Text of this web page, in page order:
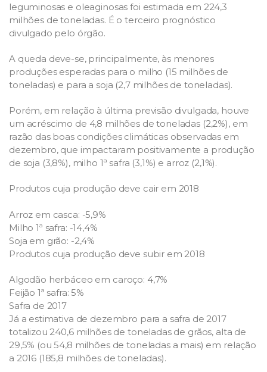
leguminosas e oleaginosas foi estimada em 224,3
milhões de toneladas. É o terceiro prognóstico
divulgado pelo órgão.
A queda deve-se, principalmente, às menores
produções esperadas para o milho (15 milhões de
toneladas) e para a soja (2,7 milhões de toneladas).
Porém, em relação à última previsão divulgada, houve
um acréscimo de 4,8 milhões de toneladas (2,2%), em
razão das boas condições climáticas observadas em
dezembro, que impactaram positivamente a produção
de soja (3,8%), milho 1ª safra (3,1%) e arroz (2,1%).
Produtos cuja produção deve cair em 2018
Arroz em casca: -5,9%
Milho 1ª safra: -14,4%
Soja em grão: -2,4%
Produtos cuja produção deve subir em 2018
Algodão herbáceo em caroço: 4,7%
Feijão 1ª safra: 5%
Safra de 2017
Já a estimativa de dezembro para a safra de 2017
totalizou 240,6 milhões de toneladas de grãos, alta de
29,5% (ou 54,8 milhões de toneladas a mais) em relação
a 2016 (185,8 milhões de toneladas).